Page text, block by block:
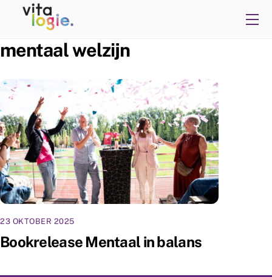
mentaal welzijn
23 OKTOBER 2025
Bookrelease Mentaal in balans